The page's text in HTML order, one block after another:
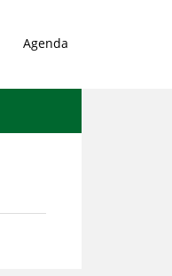
Agenda